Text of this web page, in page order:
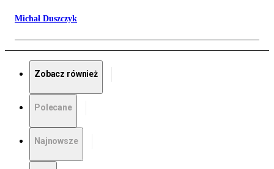
Michał Duszczyk
Zobacz również
Polecane
Najnowsze